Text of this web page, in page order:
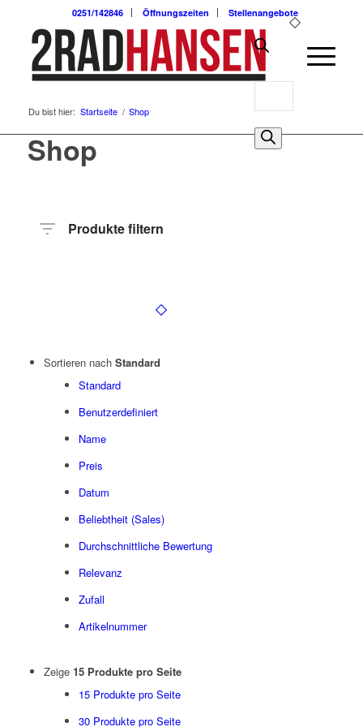
0251/142846 Öffnungszeiten Stellenangebote
0
Du bist hier: Startseite / Shop
Shop
Produkte filtern
Sortieren nach Standard
Standard
Benutzerdefiniert
Name
Preis
Datum
Beliebtheit (Sales)
Durchschnittliche Bewertung
Relevanz
Zufall
Artikelnummer
Zeige 15 Produkte pro Seite
15 Produkte pro Seite
30 Produkte pro Seite